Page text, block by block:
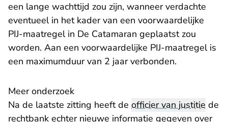
een lange wachttijd zou zijn, wanneer verdachte
eventueel in het kader van een voorwaardelijke
PIJ-maatregel in De Catamaran geplaatst zou
worden. Aan een voorwaardelijke PIJ-maatregel is
een maximumduur van 2 jaar verbonden.
Meer onderzoek
Na de laatste zitting heeft de officier van justitie de
rechtbank echter nieuwe informatie gegeven over